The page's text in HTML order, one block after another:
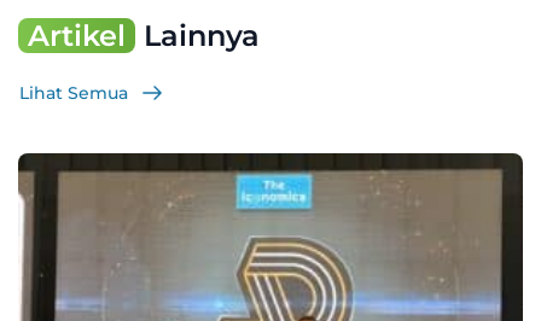
Artikel Lainnya
Lihat Semua